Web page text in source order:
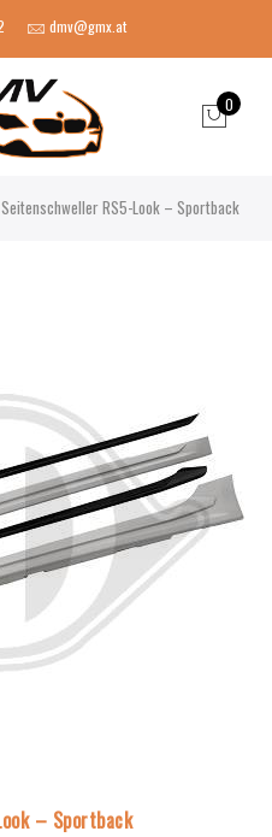
dmv@gmx.at
0
Seitenschweller RS5-Look – Sportback
– Sportback